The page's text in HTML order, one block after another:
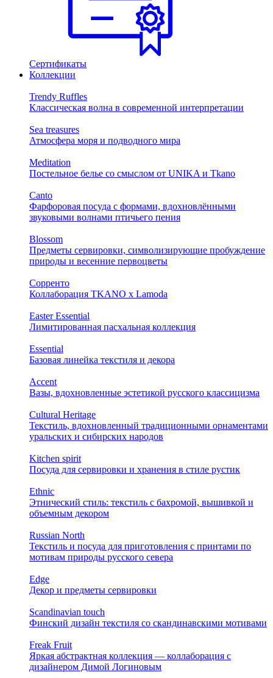
Сертификаты
Коллекции
Trendy Ruffles
Классическая волна в современной интерпретации
Sea treasures
Атмосфера моря и подводного мира
Meditation
Постельное белье со смыслом от UNIKA и Tkano
Canto
Фарфоровая посуда с формами, вдохновлёнными
звуковыми волнами птичьего пения
Blossom
Предметы сервировки, символизирующие пробуждение
природы и весенние первоцветы
Сорренто
Коллаборация TKANO х Lamoda
Easter Essential
Лимитированная пасхальная коллекция
Essential
Базовая линейка текстиля и декора
Accent
Вазы, вдохновленные эстетикой русского классицизма
Cultural Heritage
Текстиль, вдохновленный традиционными орнаментами
уральских и сибирских народов
Kitchen spirit
Посуда для сервировки и хранения в стиле рустик
Ethnic
Этнический стиль: текстиль с бахромой, вышивкой и
объемным декором
Russian North
Текстиль и посуда для приготовления с принтами по
мотивам природы русского севера
Edge
Декор и предметы сервировки
Scandinavian touch
Финский дизайн текстиля со скандинавскими мотивами
Freak Fruit
Яркая абстрактная коллекция — коллаборация с
дизайнером Димой Логиновым